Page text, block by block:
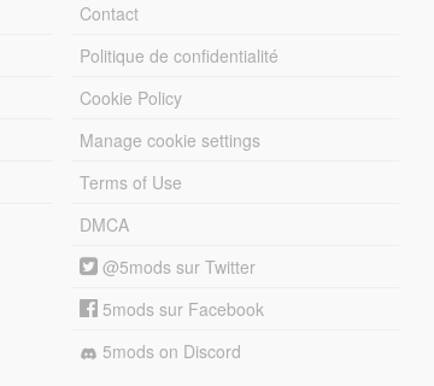
Contact
Politique de confidentialité
Cookie Policy
Manage cookie settings
Terms of Use
DMCA
@5mods sur Twitter
5mods sur Facebook
5mods on Discord